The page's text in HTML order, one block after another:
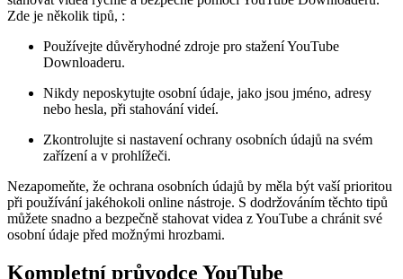
Zde je několik tipů, :
Používejte důvěryhodné zdroje pro stažení YouTube
Downloaderu.
Nikdy neposkytujte osobní údaje, jako jsou jméno, adresy
nebo hesla, při stahování videí.
Zkontrolujte si nastavení ochrany osobních údajů na svém
zařízení a v prohlížeči.
Nezapomeňte, že ochrana osobních údajů by měla být vaší prioritou
při používání jakéhokoli online nástroje. S dodržováním těchto tipů
můžete snadno a bezpečně stahovat videa z YouTube a chránit své
osobní údaje před možnými hrozbami.
Kompletní průvodce YouTube